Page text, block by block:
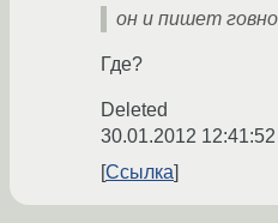
он и пишет
Где?
Deleted
30.01.2012
Ссылка